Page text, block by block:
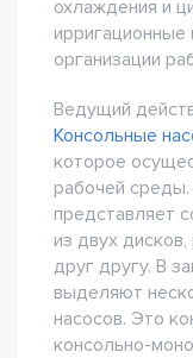
охлаждения и
ирригационные
организации
Ведущий
Консольные
которое
рабочей среды.
представляет
из двух
друг другу. В
выделяют
насосов. Это
консольно-